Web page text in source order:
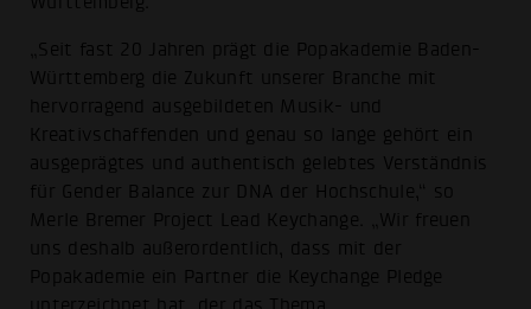
„Seit fast 20 Jahren prägt die Popakademie Baden-
Württemberg die Zukunft unserer Branche mit
hervorragend ausgebildeten Musik- und
Kreativschaffenden und genau so lange gehört ein
ausgeprägtes und authentisch gelebtes Verständnis
für Gender Balance zur DNA der Hochschule,“ so
Merle Bremer Project Lead Keychange. „Wir freuen
uns deshalb außerordentlich, dass mit der
Popakademie ein Partner die Keychange Pledge